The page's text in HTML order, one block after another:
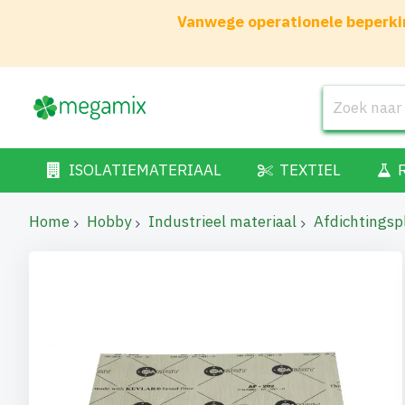
Vanwege operationele
ISOLATIEMATERIAAL TEXTIEL
Home Hobby Industrieel materiaal